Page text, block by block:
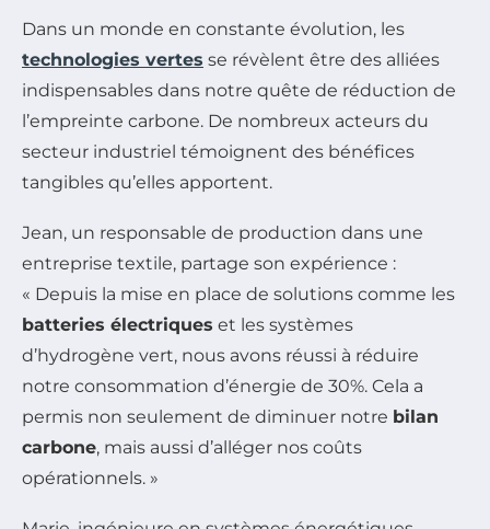
Dans un monde en constante évolution, les
technologies vertes se révèlent être des alliées
indispensables dans notre quête de réduction de
l’empreinte carbone. De nombreux acteurs du
secteur industriel témoignent des bénéfices
tangibles qu’elles apportent.
Jean, un responsable de production dans une
entreprise textile, partage son expérience :
« Depuis la mise en place de solutions comme les
batteries électriques et les systèmes
d’hydrogène vert, nous avons réussi à réduire
notre consommation d’énergie de 30%. Cela a
permis non seulement de diminuer notre bilan
carbone, mais aussi d’alléger nos coûts
opérationnels. »